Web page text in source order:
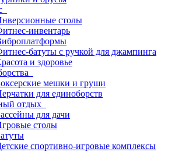
столы
инвентарь
батуты с ручкой для джампинга
и здоровье
мешки и груши
для единоборств
отдых
для дачи
столы
спортивно-игровые комплексы